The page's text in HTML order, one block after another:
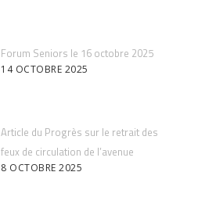
Forum Seniors le 16 octobre 2025
14 OCTOBRE 2025
Article du Progrès sur le retrait des
feux de circulation de l’avenue
8 OCTOBRE 2025